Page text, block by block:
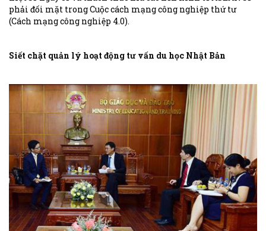
phải đối mặt trong Cuộc cách mạng công nghiệp thứ tư
(Cách mạng công nghiệp 4.0).
Siết chặt quản lý hoạt động tư vấn du học Nhật Bản